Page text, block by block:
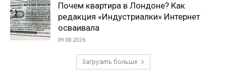
Почем квартира в Лондоне? Как
редакция «Индустриалки» Интернет
осваивала
09.08.2026
Загрузить больше